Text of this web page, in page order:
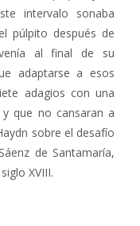
intervalo sonaba
púlpito después de
al final de su
adaptarse a esos
adagios con una
que no cansaran a
sobre el desafío
de Santamaría,
XVIII.